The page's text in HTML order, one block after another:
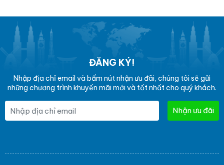
ĐĂNG KÝ!
Nhập địa chỉ email và bấm nút nhận ưu đãi, chúng tôi sẽ gửi
những chương trình khuyến mãi mới và tốt nhất cho quý khách.
Nhận ưu đãi